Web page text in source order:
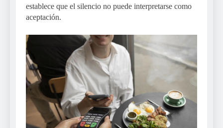
establece que el silencio no puede interpretarse como
aceptación.